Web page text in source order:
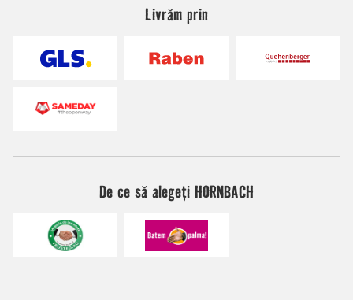
Livrăm prin
De ce să alegeți HORNBACH